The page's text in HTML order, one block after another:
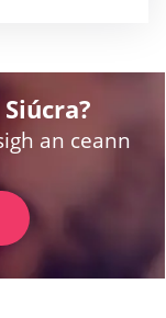
an ceann